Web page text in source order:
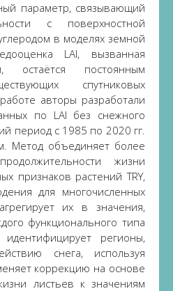
параметр, связывающий
с поверхностной
в моделях земной
LAI, вызванная
остаётся постоянным
спутниковых
авторы разработали
по LAI без снежного
период с 1985 по 2020 гг.
Метод объединяет более
жизни
признаков растений TRY,
для многочисленных
их в значения,
функционального типа
регионы,
снега, используя
коррекцию на основе
листьев к значениям